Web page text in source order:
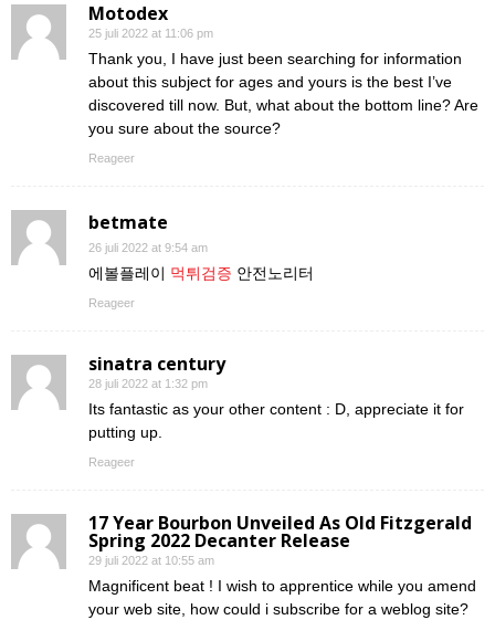
Motodex
25 juli 2022 at 11:06 pm
Thank you, I have just been searching for information
about this subject for ages and yours is the best I’ve
discovered till now. But, what about the bottom line? Are
you sure about the source?
Reageer
betmate
26 juli 2022 at 9:54 am
에볼플레이 먹튀검증 안전노리터
Reageer
sinatra century
28 juli 2022 at 1:32 pm
Its fantastic as your other content : D, appreciate it for
putting up.
Reageer
17 Year Bourbon Unveiled As Old Fitzgerald
Spring 2022 Decanter Release
29 juli 2022 at 10:55 am
Magnificent beat ! I wish to apprentice while you amend
your web site, how could i subscribe for a weblog site?